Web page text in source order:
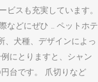
ビスも充実しています。
などにぜひ … ペットホテ
、犬種、デザインによっ
にとりますと、シャン
台です。 爪切りなど